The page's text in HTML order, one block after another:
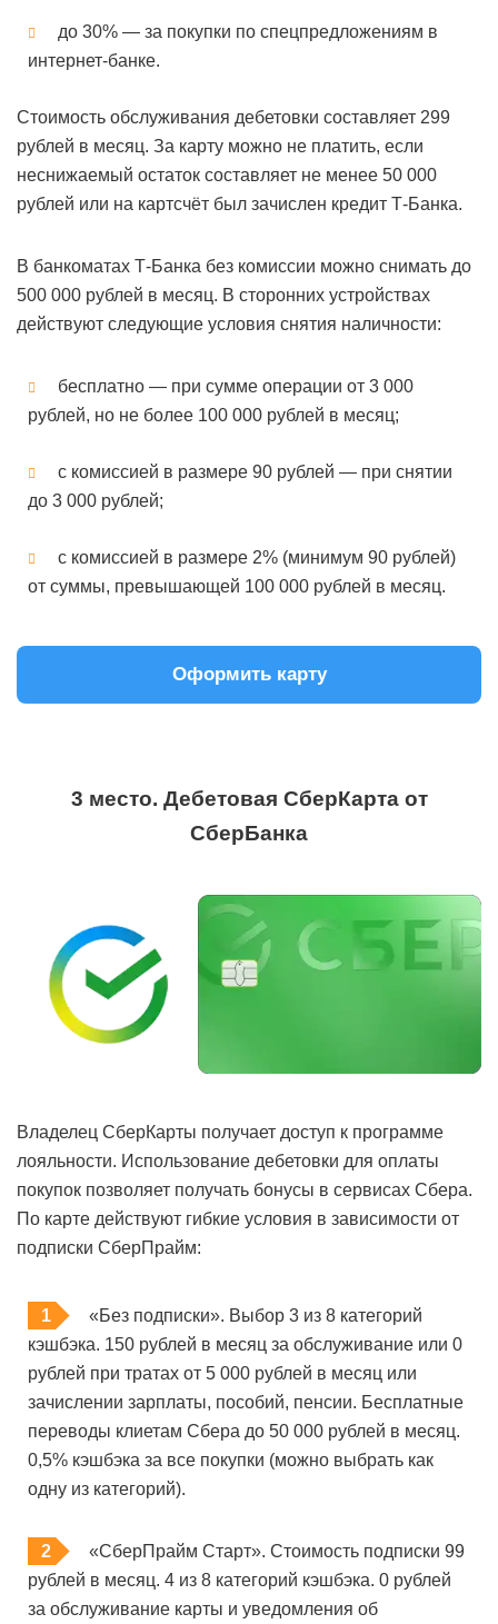
до 30% — за покупки по спецпредложениям в
интернет-банке.
Стоимость обслуживания дебетовки составляет 299
рублей в месяц. За карту можно не платить, если
неснижаемый остаток составляет не менее 50 000
рублей или на картсчёт был зачислен кредит Т-Банка.
В банкоматах Т-Банка без комиссии можно снимать до
500 000 рублей в месяц. В сторонних устройствах
действуют следующие условия снятия наличности:
бесплатно — при сумме операции от 3 000
рублей, но не более 100 000 рублей в месяц;
с комиссией в размере 90 рублей — при снятии
до 3 000 рублей;
с комиссией в размере 2% (минимум 90 рублей)
от суммы, превышающей 100 000 рублей в месяц.
Оформить карту
3 место. Дебетовая СберКарта от
СберБанка
Владелец СберКарты получает доступ к программе
лояльности. Использование дебетовки для оплаты
покупок позволяет получать бонусы в сервисах Сбера.
По карте действуют гибкие условия в зависимости от
подписки СберПрайм:
«Без подписки». Выбор 3 из 8 категорий
кэшбэка. 150 рублей в месяц за обслуживание или 0
рублей при тратах от 5 000 рублей в месяц или
зачислении зарплаты, пособий, пенсии. Бесплатные
переводы клиетам Сбера до 50 000 рублей в месяц.
0,5% кэшбэка за все покупки (можно выбрать как
одну из категорий).
«СберПрайм Старт». Стоимость подписки 99
рублей в месяц. 4 из 8 категорий кэшбэка. 0 рублей
за обслуживание карты и уведомления об